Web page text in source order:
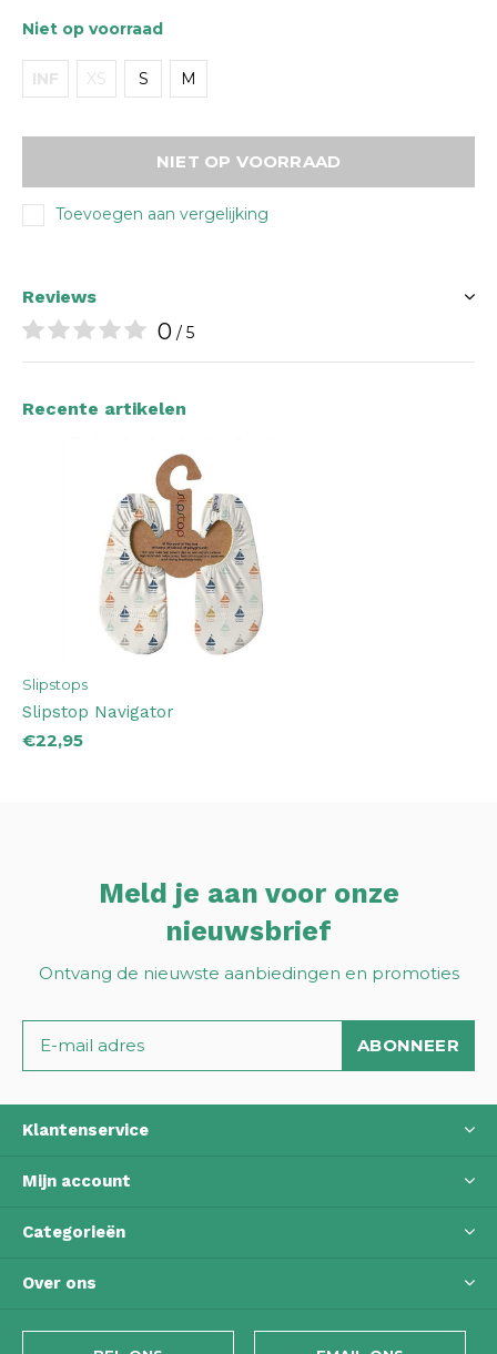
Niet op voorraad
INF XS S M
NIET OP VOORRAAD
Toevoegen aan vergelijking
Reviews
0 / 5
Recente artikelen
Slipstops
Slipstop Navigator
€22,95
Meld je aan voor onze
nieuwsbrief
Ontvang de nieuwste aanbiedingen en promoties
ABONNEER
Klantenservice
Mijn account
Categorieën
Over ons